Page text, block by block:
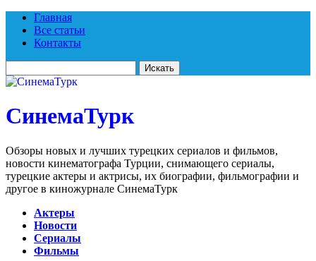
Главная
Все статьи
Контакты
для:
СинемаТурк
Обзоры новых и лучших турецких сериалов и фильмов,
новости кинематографа Турции, снимающего сериалы,
турецкие актеры и актрисы, их биографии, фильмографии и
другое в киножурнале СинемаТурк
Актеры
Новости
Сериалы
Фильмы